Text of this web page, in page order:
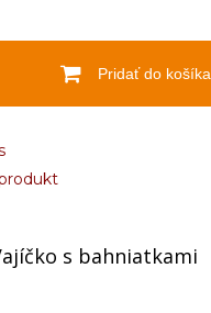
Pridať do košíka
s bahniatkami